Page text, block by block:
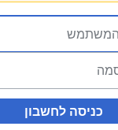
כניסה לחשבון